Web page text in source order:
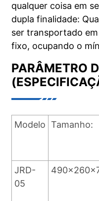
qualquer coisa em
dupla finalidade:
ser transportado
fixo, ocupando o
PARÂMETRO
Modelo Tamanho:
JRD-
05